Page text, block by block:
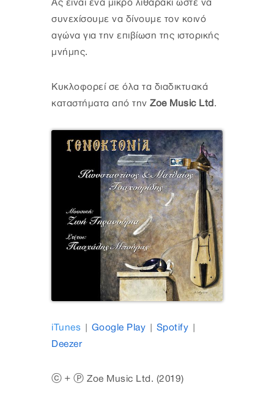
Ας είναι ένα μικρό λιθαράκι ώστε να
συνεχίσουμε να δίνουμε τον κοινό
αγώνα για την επιβίωση της ιστορικής
μνήμης.
Κυκλοφορεί σε όλα τα διαδικτυακά
καταστήματα από την Zoe Music Ltd .
iTunes Google Play Spotify
Deezer
ⓒ + Ⓟ Zoe Music Ltd. (2019)